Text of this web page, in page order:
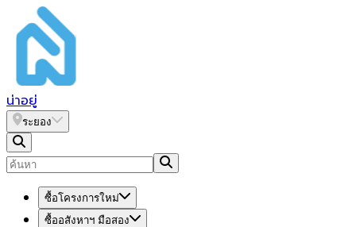
น่าอยู่
ระยอง
ซื้อโครงการใหม่
ซื้ออสังหาฯ มือสอง